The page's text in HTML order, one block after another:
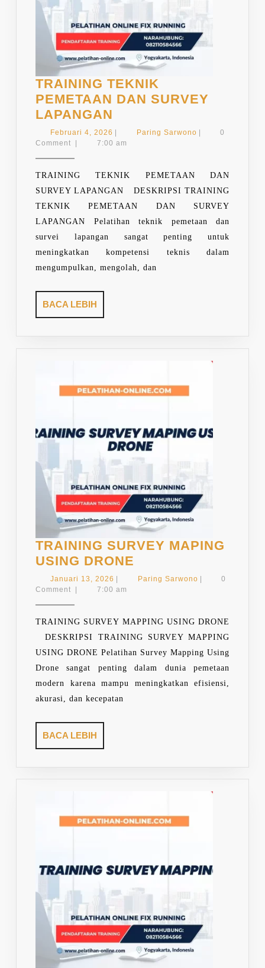
TRAINING TEKNIK
PEMETAAN DAN SURVEY
LAPANGAN
TEKNIK
PEMETAAN
SURVEY
LAPANGAN
Februari 4, 2026 Februari
4,
Paring SarwonoParing0
Comment
7:00 am
TRAINING TEKNIK PEMETAAN DAN
SURVEY LAPANGAN DESKRIPSI TRAINING
TEKNIK PEMETAAN DAN SURVEY
LAPANGAN Pelatihan teknik pemetaan dan
survei lapangan sangat penting untuk
meningkatkan kompetensi teknis dalam
mengumpulkan, mengolah, dan
BACA LEBIH
LEBIH
TRAINING SURVEY MAPING
USING DRONE
SURVEY
DRONE
Januari 13, 2026 Januari
13,
| Paring SarwonoParing
|
0
Comment
| 7:00 am
TRAINING SURVEY MAPPING USING DRONE
DESKRIPSI TRAINING SURVEY MAPPING
USING DRONE Pelatihan Survey Mapping Using
Drone sangat penting dalam dunia pemetaan
modern karena mampu meningkatkan efisiensi,
akurasi, dan kecepatan
BACA LEBIH
LEBIH